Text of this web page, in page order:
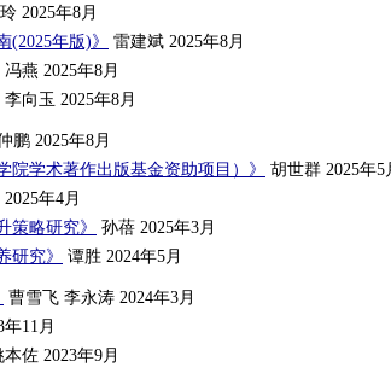
2025年8月
(2025年版)》
雷建斌 2025年8月
燕 2025年8月
李向玉 2025年8月
鹏 2025年8月
院学术著作出版基金资助项目）》
胡世群 2025年5
年4月
策略研究》
孙蓓 2025年3月
研究》
谭胜 2024年5月
曹雪飞 李永涛 2024年3月
11月
佐 2023年9月